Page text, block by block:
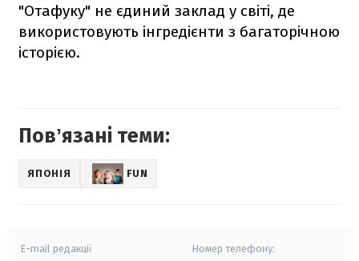
"Отафуку" не єдиний заклад у світі, де
використовують інгредієнти з багаторічною
історією.
Повʼязані теми:
ЯПОНІЯ FUN
E-mail редакції Номер телефону: